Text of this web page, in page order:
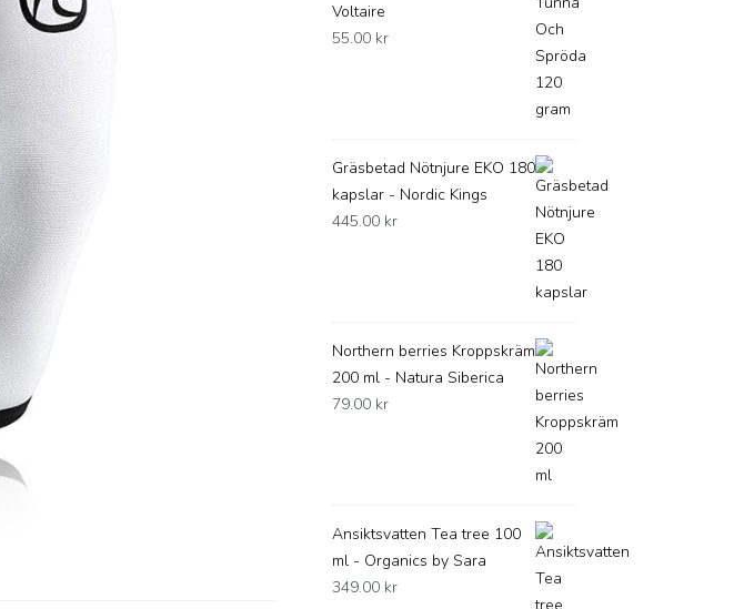
Voltaire
55.00 kr
Gräsbetad Nötnjure EKO 180
kapslar - Nordic Kings
445.00 kr
Northern berries Kroppskräm
200 ml - Natura Siberica
79.00 kr
Ansiktsvatten Tea tree 100
ml - Organics by Sara
349.00 kr